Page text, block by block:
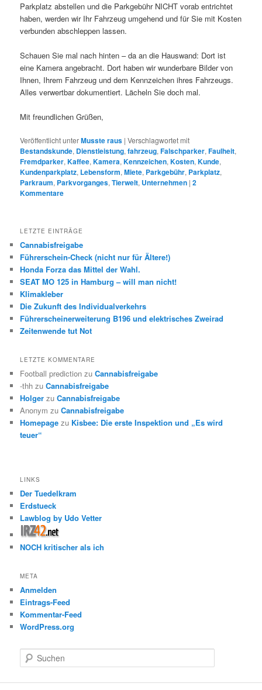
Parkplatz abstellen und die Parkgebühr NICHT vorab entrichtet
haben, werden wir Ihr Fahrzeug umgehend und für Sie mit Kosten
verbunden abschleppen lassen.
Schauen Sie mal nach hinten – da an die Hauswand: Dort ist
eine Kamera angebracht. Dort haben wir wunderbare Bilder von
Ihnen, Ihrem Fahrzeug und dem Kennzeichen ihres Fahrzeugs.
Alles verwertbar dokumentiert. Lächeln Sie doch mal.
Mit freundlichen Grüßen,
Veröffentlicht unterMusste raus |Verschlagwortet mit
Bestandskunde, Dienstleistung,fahrzeug,Falschparker,Faulheit,
Fremdparker,Kaffee,Kamera,Kennzeichen,Kosten,Kunde,
Kundenparkplatz, Lebensform,Miete, Parkgebühr, Parkplatz,
Parkraum, Parkvorganges,Tierwelt, Unternehmen |2
Kommentare
LETZTE EINTRÄGE
Cannabisfreigabe
Führerschein-Check (nicht nur für Ältere!)
Honda Forza das Mittel der Wahl.
SEAT MO 125 in Hamburg – will man nicht!
Klimakleber
Die Zukunft des Individualverkehrs
Führerscheinerweiterung B196 und elektrisches Zweirad
Zeitenwende tut Not
LETZTE KOMMENTARE
Football prediction zuCannabisfreigabe
-thh zuCannabisfreigabe
Holger zuCannabisfreigabe
Anonym zuCannabisfreigabe
Homepage zu Kisbee: Die erste Inspektion und „Es wird
teuer“
LINKS
Der Tuedelkram
Erdstueck
Lawblog by Udo Vetter
NOCH kritischer als ich
META
Anmelden
Eintrags-Feed
Kommentar-Feed
WordPress.org
u